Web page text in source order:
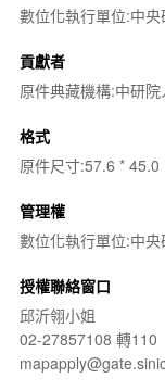
數位化執行單位:中
貢獻者
原件典藏機構:中研
格式
原件尺寸:57.6 * 45.0
管理權
數位化執行單位:中
授權聯絡窗口
邱沂翎小姐
02-27857108 轉110